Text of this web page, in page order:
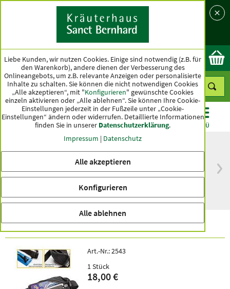
Land
Ok
KATEGORIEN ANGEBOTE TOPSELLER MENÜ
versandkostenfrei
innerhalb Deutschlands
Spitzenqualität seit
Gurt-Tasche
Art.-Nr.:2543
1 Stück
18,00 €
Liebe Kunden, wir nutzen Cookies. Einige sind notwendig (z.B. für
den Warenkorb), andere dienen der Verbesserung des
Onlineangebots, um z.B. relevante Anzeigen oder personalisierte
Inhalte zu schalten. Sie können die nicht notwendigen Cookies
„Alle akzeptieren“, mit "Konfigurieren" gewünschte Cookies
einzeln aktivieren oder „Alle ablehnen“. Sie können Ihre Cookie-
Einstellungen jederzeit in der Fußzeile unter „Cookie-
Einstellungen“ ändern oder widerrufen. Detaillierte Informationen
finden Sie in unserer Datenschutzerklärung.
Impressum | Datenschutz
Alle akzeptieren
Konfigurieren
Alle ablehnen